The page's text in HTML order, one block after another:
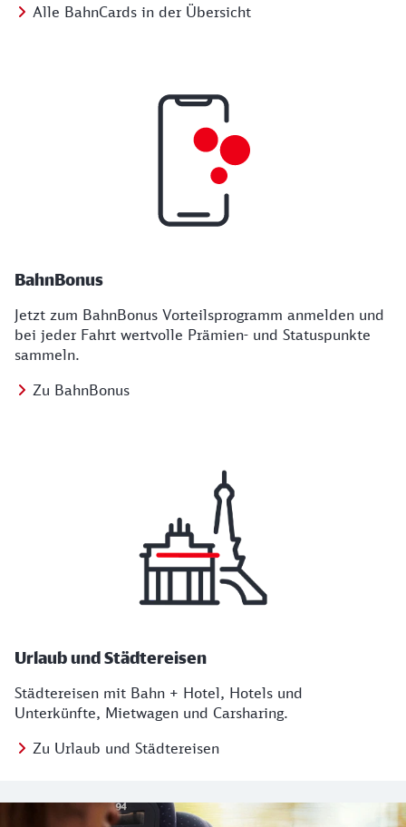
Alle BahnCards in der Übersicht
BahnBonus
Jetzt zum BahnBonus Vorteilsprogramm anmelden und
bei jeder Fahrt wertvolle Prämien- und Statuspunkte
sammeln.
Zu BahnBonus
Urlaub und Städtereisen
Städtereisen mit Bahn + Hotel, Hotels und
Unterkünfte, Mietwagen und Carsharing.
Zu Urlaub und Städtereisen
Regionales Angebot